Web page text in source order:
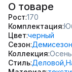
О товаре
Рост 170
Комплектация
Цвет черный
Сезон Демисезон
Коллекция
Стиль Деловой,